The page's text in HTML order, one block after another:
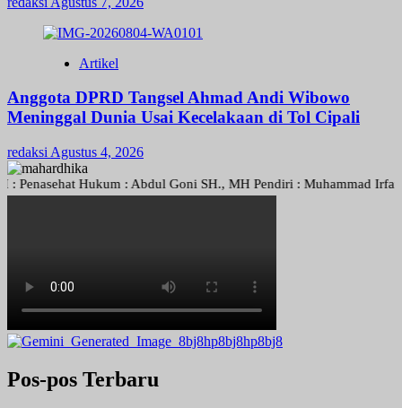
Artikel
Anggota DPRD Tangsel Ahmad Andi Wibowo
Meninggal Dunia Usai Kecelakaan di Tol Cipali
redaksi Agustus 4, 2026
Hukum : Abdul Goni SH., MH Pendiri : Muhammad
Pos-pos Terbaru